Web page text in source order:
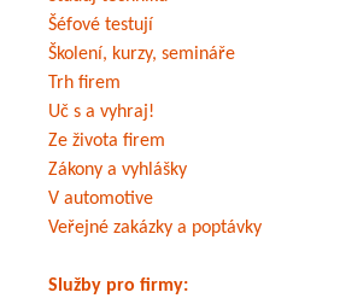
Šéfové testují
Školení, kurzy, semináře
Trh firem
Uč s a vyhraj!
Ze života firem
Zákony a vyhlášky
V automotive
Veřejné zakázky a poptávky
Služby pro firmy: